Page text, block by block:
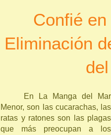
Confié
Eliminación
En La Manga del Mar
Menor, son las cucarachas, las
ratas y ratones son las plagas
que más preocupan a los